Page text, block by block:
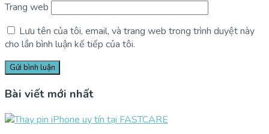
Trang web
Lưu tên của tôi, email, và trang web trong trình duyệt này
cho lần bình luận kế tiếp của tôi.
Bài viết mới nhất